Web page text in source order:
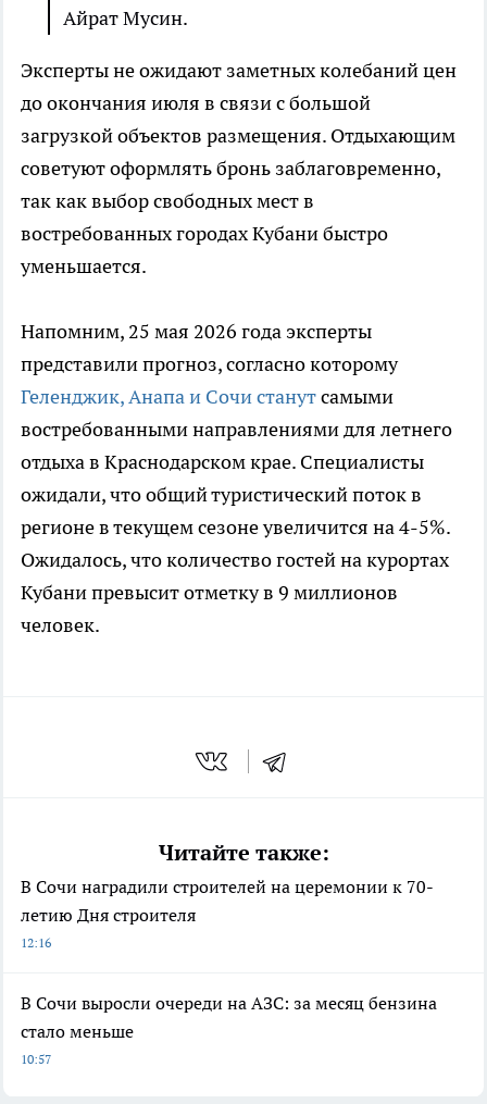
Айрат Мусин.
Эксперты не ожидают заметных колебаний цен
до окончания июля в связи с большой
загрузкой объектов размещения. Отдыхающим
советуют оформлять бронь заблаговременно,
так как выбор свободных мест в
востребованных городах Кубани быстро
уменьшается.
Напомним, 25 мая 2026 года эксперты
представили прогноз, согласно которому
Геленджик, Анапа и Сочи станутсамыми
востребованными направлениями для летнего
отдыха в Краснодарском крае. Специалисты
ожидали, что общий туристический поток в
регионе в текущем сезоне увеличится на 4-5%.
Ожидалось, что количество гостей на курортах
Кубани превысит отметку в 9 миллионов
человек.
Читайте также:
В Сочи наградили строителей на церемонии к 70-
летию Дня строителя
12:16
В Сочи выросли очереди на АЗС: за месяц бензина
стало меньше
10:57